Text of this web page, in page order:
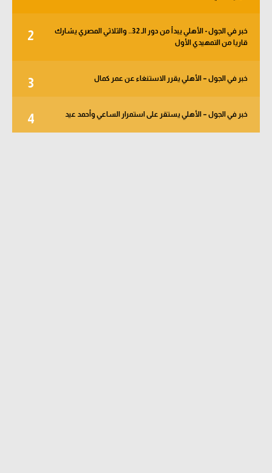
2
خبر في الجول - الأهلي يبدأ من دور الـ 32.. والثلاثي المصري يشارك
قاريا من التمهيدي الأول
3 خبر في الجول – الأهلي يقرر الاستنغاء عن عمر كمال
4 خبر في الجول – الأهلي يستقر على استمرار الساعي وأحمد عيد